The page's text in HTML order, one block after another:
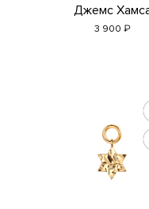
Джемс
3 900 ₽